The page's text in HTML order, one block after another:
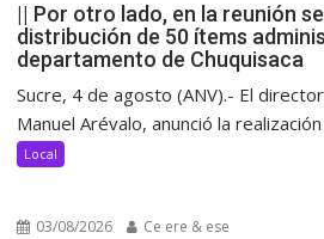
|| Por otro lado, en la reunión
distribución de 50 ítems
departamento de Chuquisaca
Sucre, 4 de agosto (ANV).- El
Manuel Arévalo, anunció la realización
Local
03/08/2026 Ce ere & ese